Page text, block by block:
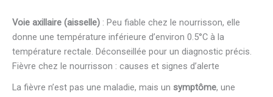
Voie axillaire (aisselle) : Peu fiable chez le nourrisson, elle
donne une température inférieure d’environ 0.5°C à la
température rectale. Déconseillée pour un diagnostic précis.
Fièvre chez le nourrisson : causes et signes d’alerte
La fièvre n’est pas une maladie, mais un symptôme, une